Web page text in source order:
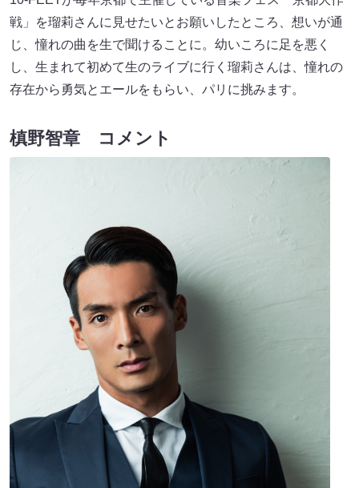
戦」を瑠莉さんに見せたいとお願いしたところ、想いが通
じ、憧れの曲を生で聞けることに。幼いころに足を悪く
し、生まれて初めて生のライブに行く瑠莉さんは、憧れの
存在から勇気とエールをもらい、パリに挑みます。
槙野智章 コメント